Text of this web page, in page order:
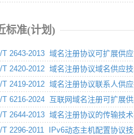
标准(计划)
T 2643-2013 域名注册协议可扩展供
T 2420-2012 域名注册协议域名供应
T 2419-2012 域名注册协议联系人供
T 6216-2024 互联网域名注册可扩展
T 2644-2013 域名注册协议的传输技
T 2296-2011 IPv6动态主机配置协议